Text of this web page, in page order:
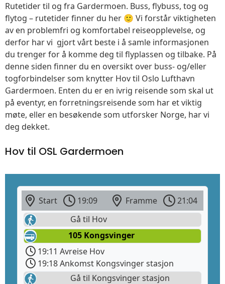
Rutetider til og fra Gardermoen. Buss, flybuss, tog og
flytog – rutetider finner du her 🙂 Vi forstår viktigheten
av en problemfri og komfortabel reiseopplevelse, og
derfor har vi gjort vårt beste i å samle informasjonen
du trenger for å komme deg til flyplassen og tilbake. På
denne siden finner du en oversikt over buss- og/eller
togforbindelser som knytter Hov til Oslo Lufthavn
Gardermoen. Enten du er en ivrig reisende som skal ut
på eventyr, en forretningsreisende som har et viktig
møte, eller en besøkende som utforsker Norge, har vi
deg dekket.
Hov til OSL Gardermoen
Start 19:09 Framme
21:04
Gå til Hov
105 Kongsvinger
19:11 Avreise Hov
19:18 Ankomst Kongsvinger stasjon
Gå til Kongsvinger stasjon